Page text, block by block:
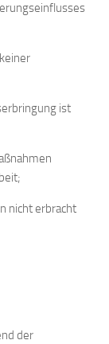
ist
nicht erbracht
der